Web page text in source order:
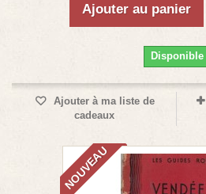
Ajouter au panier
Disponible
Ajouter à ma liste de
cadeaux
NOUVEAU